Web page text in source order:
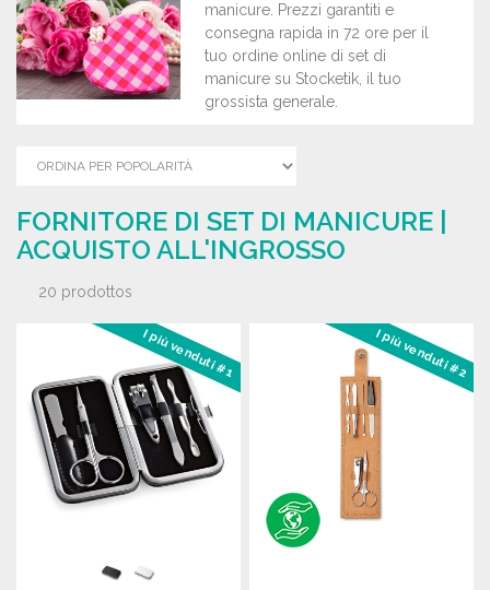
manicure. Prezzi garantiti e
consegna rapida in 72 ore per il
tuo ordine online di set di
manicure su Stocketik, il tuo
grossista generale.
FORNITORE DI SET DI MANICURE |
ACQUISTO ALL'INGROSSO
20 prodottos
I più venduti #1 I più venduti #2